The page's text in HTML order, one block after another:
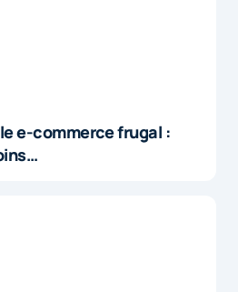
e-commerce frugal :